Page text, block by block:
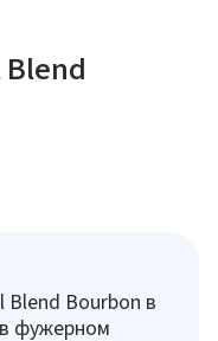
Blend
Blend Bourbon в
фужерном